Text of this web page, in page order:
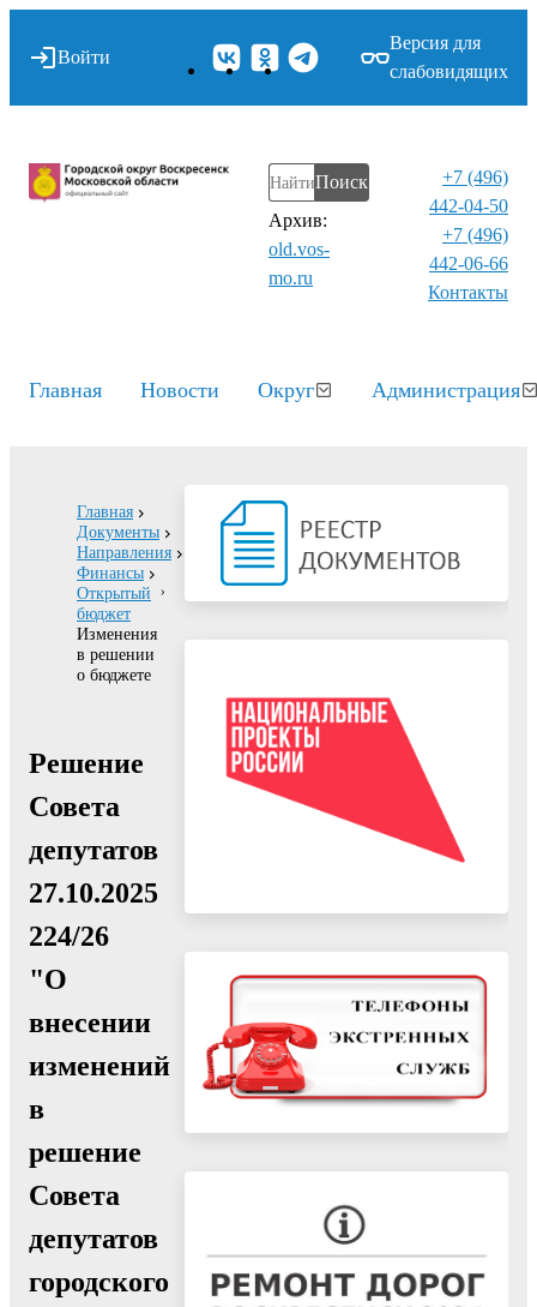
Войти
Версия для
слабовидящих
Поиск
Архив:
old.vos-
mo.ru
+7 (496)
442-04-50
+7 (496)
442-06-66
Контакты⁠
Главная Новости Округ Администрация
Главная
Документы
Направления
Финансы
Открытый
бюджет
Изменения
в решении
о бюджете
Решение
Совета
депутатов
27.10.2025
224/26
"О
внесении
изменений
в
решение
Совета
депутатов
городского